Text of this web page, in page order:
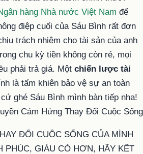
hàng Nhà nước Việt Nam để
điệp cuối của Sáu Bình rất đơn
trách nhiệm cho tài sản của anh
chu kỳ tiền không còn rẻ, mọi
phải trả giá. Một chiến lược tài
là tấm khiên bảo vệ sự an toàn
ghé Sáu Bình mình bàn tiếp nha!
ĐỔI CUỘC SỐNG CỦA MÌNH
PHÚC, GIÀU CÓ HƠN, HÃY KẾT